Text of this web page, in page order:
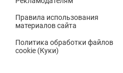
Правила использования
материалов сайта
Политика обработки файлов
cookie (Куки)